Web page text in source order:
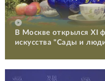
В Москве открылся XI
искусства "Сады и